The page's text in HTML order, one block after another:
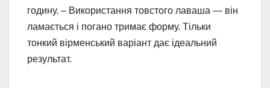
годину. – Використання товстого лаваша — він
ламається і погано тримає форму. Тільки
тонкий вірменський варіант дає ідеальний
результат.